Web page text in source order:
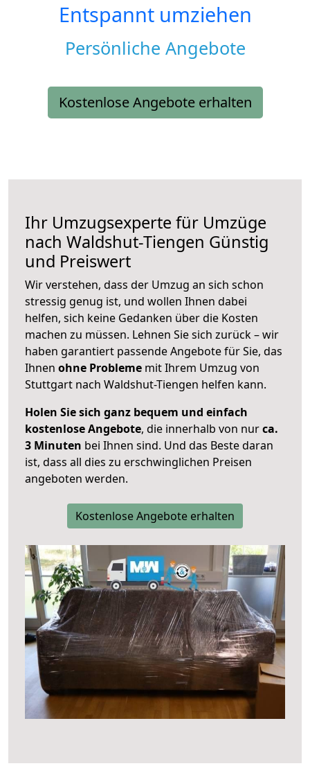
Entspannt umziehen
Persönliche Angebote
Kostenlose Angebote erhalten
Ihr Umzugsexperte für Umzüge
nach Waldshut-Tiengen Günstig
und Preiswert
Wir verstehen, dass der Umzug an sich schon
stressig genug ist, und wollen Ihnen dabei
helfen, sich keine Gedanken über die Kosten
machen zu müssen. Lehnen Sie sich zurück – wir
haben garantiert passende Angebote für Sie, das
Ihnen ohne Probleme mit Ihrem Umzug von
Stuttgart nach Waldshut-Tiengen helfen kann.
Holen Sie sich ganz bequem und einfach
kostenlose Angebote, die innerhalb von nurca.
3 Minuten bei Ihnen sind. Und das Beste daran
ist, dass all dies zu erschwinglichen Preisen
angeboten werden.
Kostenlose Angebote erhalten